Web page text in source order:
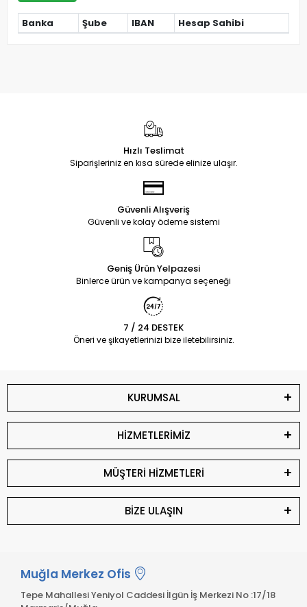
Banka Şube IBAN Hesap Sahibi
Hızlı Teslimat
Siparişleriniz en kısa sürede elinize ulaşır.
Güvenli Alışveriş
Güvenli ve kolay ödeme sistemi
Geniş Ürün Yelpazesi
Binlerce ürün ve kampanya seçeneği
7 / 24 DESTEK
Öneri ve şikayetlerinizi bize iletebilirsiniz.
KURUMSAL
HİZMETLERİMİZ
MÜŞTERİ HİZMETLERİ
BİZE ULAŞIN
Muğla Merkez Ofis
Tepe Mahallesi Yeniyol Caddesi İlgün İş Merkezi No :17/18